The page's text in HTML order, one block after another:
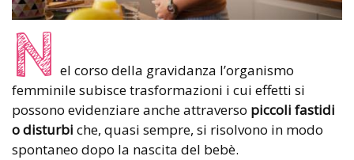
N el corso della gravidanza l’organismo
femminile subisce trasformazioni i cui effetti si
possono evidenziare anche attraverso piccoli fastidi
o disturbi che, quasi sempre, si risolvono in modo
spontaneo dopo la nascita del bebè.